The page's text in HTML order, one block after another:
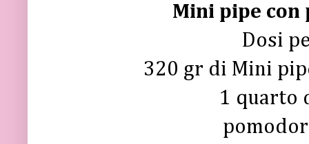
Mini pipe con
Dosi
320 gr di Mini
1 quarto